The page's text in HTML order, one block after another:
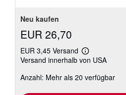
Neu kaufen
EUR 26,70
EUR 3,45 Versand
Weitere
Informationen
Versandkosten
Versand innerhalb von USA
Anzahl: Mehr als 20 verfügbar